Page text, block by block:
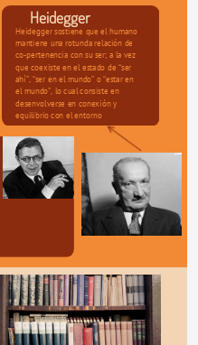
Heidegger
Heidegger sostiene que el humano
mantiene una rotunda relación de
co-pertenencia con su ser; a la vez
que coexiste en el estado de “ser
ahí”, “ser en el mundo” o “estar en
el mundo”, lo cual consiste en
desenvolverse en conexión y
equilibrio con el entorno